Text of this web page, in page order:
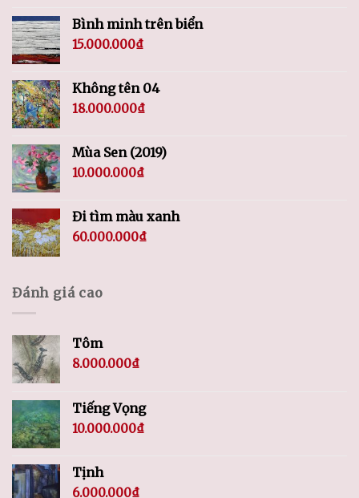
Bình minh trên biển
15.000.000₫
Không tên 04
18.000.000₫
Mùa Sen (2019)
10.000.000₫
Đi tìm màu xanh
60.000.000₫
Đánh giá cao
Tôm
8.000.000₫
Tiếng Vọng
10.000.000₫
Tịnh
6.000.000₫